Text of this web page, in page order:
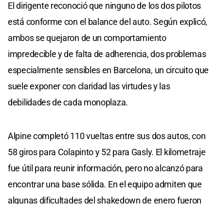
El dirigente reconoció que ninguno de los dos pilotos
está conforme con el balance del auto. Según explicó,
ambos se quejaron de un comportamiento
impredecible y de falta de adherencia, dos problemas
especialmente sensibles en Barcelona, un circuito que
suele exponer con claridad las virtudes y las
debilidades de cada monoplaza.
Alpine completó 110 vueltas entre sus dos autos, con
58 giros para Colapinto y 52 para Gasly. El kilometraje
fue útil para reunir información, pero no alcanzó para
encontrar una base sólida. En el equipo admiten que
algunas dificultades del shakedown de enero fueron